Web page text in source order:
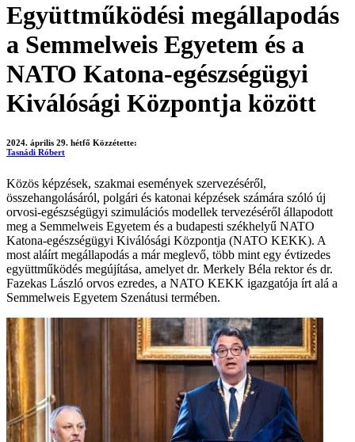
Együttműködési megállapodás
a Semmelweis Egyetem és a
NATO Katona-egészségügyi
Kiválósági Központja között
2024. április 29. hétfő Közzétette:
Tasnádi Róbert
Közös képzések, szakmai események szervezéséről,
összehangolásáról, polgári és katonai képzések számára szóló új
orvosi-egészségügyi szimulációs modellek tervezéséről állapodott
meg a Semmelweis Egyetem és a budapesti székhelyű NATO
Katona-egészségügyi Kiválósági Központja (NATO KEKK). A
most aláírt megállapodás a már meglevő, több mint egy évtizedes
együttműködés megújítása, amelyet dr. Merkely Béla rektor és dr.
Fazekas László orvos ezredes, a NATO KEKK igazgatója írt alá a
Semmelweis Egyetem Szenátusi termében.